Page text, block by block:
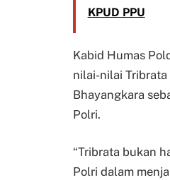
KPUD PPU
Kabid Humas
nilai-nilai
Bhayangkara
Polri.
“Tribrata bukan
Polri dalam